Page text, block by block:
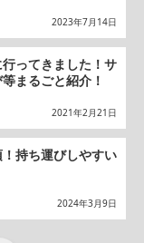
2023年7月14日
行ってきました！サ
まるごと紹介！
2021年2月21日
持ち運びしやすい
2024年3月9日